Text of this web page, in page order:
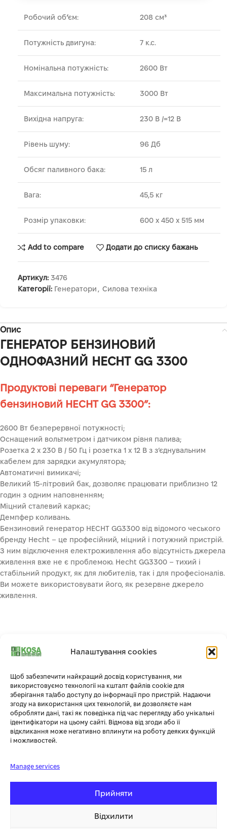
Налаштування cookies
Щоб забезпечити найкращий досвід користування, ми
використовуємо технології на кшталт файлів cookie для
зберігання та/або доступу до інформації про пристрій. Надаючи
згоду на використання цих технологій, ви дозволяєте нам
обробляти дані, такі як поведінка під час перегляду або унікальні
ідентифікатори на цьому сайті. Відмова від згоди або її
відкликання може негативно вплинути на роботу деяких функцій
і можливостей.
Manage services
Прийняти
Відхилити
Робочий об‘єм: 208 см³
Потужність двигуна: 7 к.с.
Номінальна потужність: 2600 Вт
Максимальна потужність: 3000 Вт
Вихідна напруга: 230 В /=12 В
Рівень шуму: 96 Дб
Обсяг паливного бака: 15 л
Вага: 45,5 кг
Розмір упаковки: 600 х 450 х 515 мм
Add to compare Додати до списку бажань
Артикул: 3476
Категорії: Генератори , Силова техніка
Опис
ГЕНЕРАТОР БЕНЗИНОВИЙ
ОДНОФАЗНИЙ HECHT GG 3300
Продуктові переваги “Генератор
бензиновий HECHT GG 3300”:
2600 Вт безперервної потужності;
Оснащений вольтметром і датчиком рівня палива;
Розетка 2 х 230 В / 50 Гц і розетка 1 х 12 В з з’єднувальним
кабелем для зарядки акумулятора;
Автоматичні вимикачі;
Великий 15-літровий бак, дозволяє працювати приблизно 12
годин з одним наповненням;
Міцний сталевий каркас;
Демпфер коливань.
Бензиновий генератор HECHT GG3300 від відомого чеського
бренду Hecht – це професійний, міцний і потужний пристрій.
З ним відключення електроживлення або відсутність джерела
живлення вже не є проблемою. Hecht GG3300 – тихий і
стабільний продукт, як для любителів, так і для професіоналів.
Ви можете використовувати його, як резервне джерело
живлення.
7 к.с.
Великий 15-літровий бак забезпечує 12 годин безперервної
роботи. Середня витрата палива генератора становить
близько 1 л/год. Генератор вагою 46,5 кг зручно запускати за
допомогою тягового стартера. Рівень шуму 96 дБ.
Вихід 230 В: 2 шт. І вихід 12 В. 1 шт.